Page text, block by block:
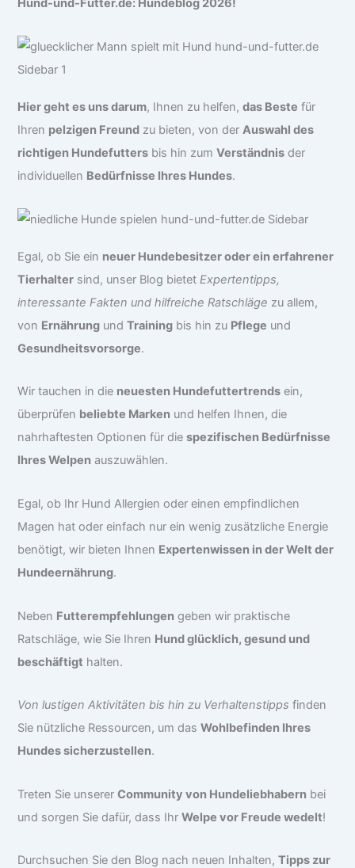
Hund-und-Futter.de: Hundeblog 2026!
Hier geht es uns darum, Ihnen zu helfen,das Beste für
Ihren pelzigen Freund zu bieten, von derAuswahl des
richtigen Hundefutters bis hin zumVerständnis der
individuellen Bedürfnisse Ihres Hundes.
Egal, ob Sie ein neuer Hundebesitzer oder ein erfahrener
Tierhalter sind, unser Blog bietetExpertentipps,
interessante Fakten und hilfreiche Ratschläge zu allem,
von Ernährung undTraining bis hin zu Pflege und
Gesundheitsvorsorge.
Wir tauchen in die neuesten Hundefuttertrends ein,
überprüfen beliebte Marken und helfen Ihnen, die
nahrhaftesten Optionen für diespezifischen Bedürfnisse
Ihres Welpen auszuwählen.
Egal, ob Ihr Hund Allergien oder einen empfindlichen
Magen hat oder einfach nur ein wenig zusätzliche Energie
benötigt, wir bieten Ihnen Expertenwissen in der Welt der
Hundeernährung.
Neben Futterempfehlungen geben wir praktische
Ratschläge, wie Sie Ihren Hund glücklich, gesund und
beschäftigt halten.
Von lustigen Aktivitäten bis hin zu Verhaltenstipps finden
Sie nützliche Ressourcen, um dasWohlbefinden Ihres
Hundes sicherzustellen.
Treten Sie unsererCommunity von Hundeliebhabern bei
und sorgen Sie dafür, dass IhrWelpe vor Freude wedelt!
Durchsuchen Sie den Blog nach neuen Inhalten,Tipps zur